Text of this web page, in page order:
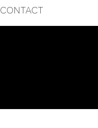
CONTACT